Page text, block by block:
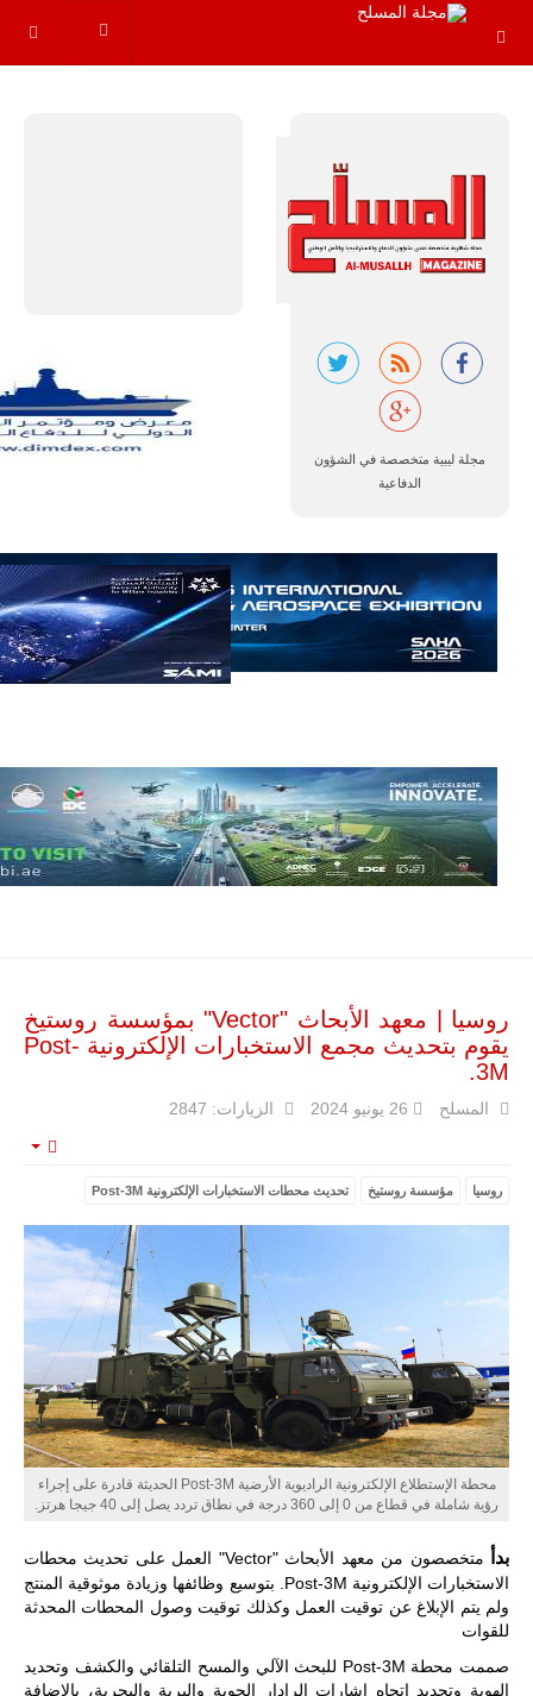
مجلة ليبية متخصصة في الشؤون
الدفاعية
أفريقيا
تتصدر العالم
في الطلب
إمبراير البرازيلية
للصناعات الجوية
أن تصبح القارة
الأفريقية أكبر
سوق عالمي
لطائرة الهجوم
الخفيف
عاماً المقبلة، مع
توقعات بتوريد
نحو 150…
للمزيد
الروسية
أوريون مع
قوة الفيلق
العصابات في
مالي.
مع تصاعد حدة
الحرب الجوية
الروسية في
مالي رُصدت
طائرة أوريون
بدون طيار فوق
باماكو وبالنسبة
لحملة مكافحة
التمرد في
منطقة الساحل،
قدرة طائرة
أوريون على
التحليق…
روسيا | معهد الأبحاث "Vector" بمؤسسة روستيخ
يقوم بتحديث مجمع الاستخبارات الإلكترونية Post-
3M.
المسلح 26 يونيو 2024 الزيارات: 2847
روسيا مؤسسة روستيخ تحديث محطات الاستخبارات الإلكترونية Post-3M
محطة الإستطلاع الإلكترونية الراديوية الأرضية Post-3M الحديثة قادرة على إجراء
رؤية شاملة في قطاع من 0 إلى 360 درجة في نطاق تردد يصل إلى 40 جيجا هرتز.
بدأ
متخصصون من معهد الأبحاث "Vector" العمل على تحديث محطات
الاستخبارات الإلكترونية Post-3M. بتوسيع وظائفها وزيادة موثوقية المنتج
ولم يتم الإبلاغ عن توقيت العمل وكذلك توقيت وصول المحطات المحدثة
للقوات
صممت محطة Post-3M للبحث الآلي والمسح التلقائي والكشف وتحديد
الهوية وتحديد اتجاه إشارات الرادار الجوية والبرية والبحرية، بالإضافة